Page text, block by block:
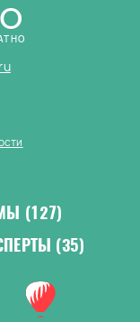
(127)
(35)